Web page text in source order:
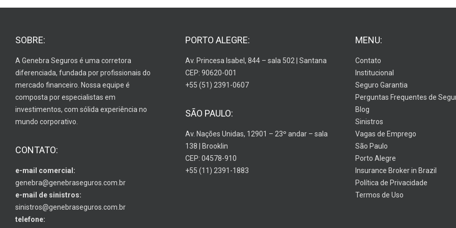
SOBRE:
A Genebra Seguros é uma corretora
diferenciada, fundada por profissionais do
mercado financeiro. Nossa equipe é
composta por especialistas em
investimentos, com sólida experiência no
mundo corporativo.
CONTATO:
e-mail comercial:
genebra@genebraseguros.com.br
e-mail de sinistros:
sinistros@genebraseguros.com.br
telefone:
PORTO ALEGRE:
Av. Princesa Isabel, 844 – sala 502 | Santana
CEP: 90620-001
+55 (51) 2391-0607
SÃO PAULO:
Av. Nações Unidas, 12901 – 23º andar – sala
138 | Brooklin
CEP: 04578-910
+55 (11) 2391-1883
MENU:
Contato
Institucional
Seguro Garantia
Perguntas Frequentes de
Blog
Sinistros
Vagas de Emprego
São Paulo
Porto Alegre
Insurance Broker in Brazil
Política de Privacidade
Termos de Uso